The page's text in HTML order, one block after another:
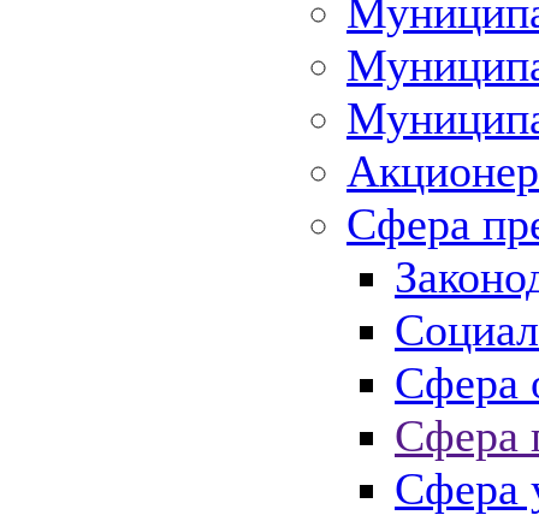
Сфера
Сфера
Сфера
Сфера